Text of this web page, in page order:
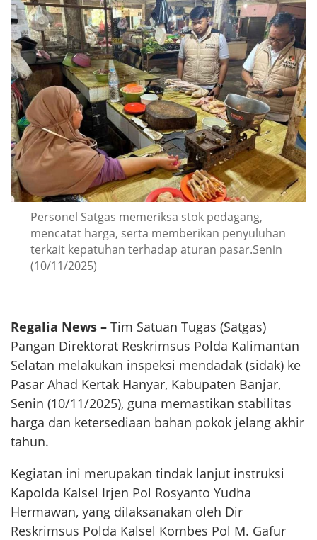
Personel Satgas memeriksa stok pedagang,
mencatat harga, serta memberikan penyuluhan
terkait kepatuhan terhadap aturan pasar.Senin
(10/11/2025)
Regalia News – Tim Satuan Tugas (Satgas)
Pangan Direktorat Reskrimsus Polda Kalimantan
Selatan melakukan inspeksi mendadak (sidak) ke
Pasar Ahad Kertak Hanyar, Kabupaten Banjar,
Senin (10/11/2025), guna memastikan stabilitas
harga dan ketersediaan bahan pokok jelang akhir
tahun.
Kegiatan ini merupakan tindak lanjut instruksi
Kapolda Kalsel Irjen Pol Rosyanto Yudha
Hermawan, yang dilaksanakan oleh Dir
Reskrimsus Polda Kalsel Kombes Pol M. Gafur